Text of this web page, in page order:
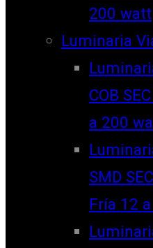
200 watt
Luminaria
COB
a 200
SMD
Fría 12